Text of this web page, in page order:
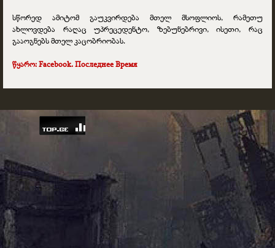
სწორედ ამიტომ გაუკვირდება მთელ მსოფლიოს, რამეთუ
ახლოვდება რაღაც უპრეცედენტო, ზებუნებრივი, ისეთი, რაც
გააოგნებს მთელ კაცობრიობას.
წყარო:Facebook. Последнее Время